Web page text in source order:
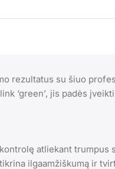
rezultatus su šiuo
‘green’, jis padės
atliekant trumpus
ilgaamžiškumą ir